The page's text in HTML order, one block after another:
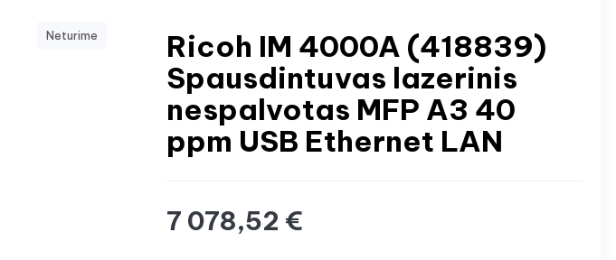
Neturime
Ricoh IM 4000A (418839)
Spausdintuvas lazerinis
nespalvotas MFP A3 40
ppm USB Ethernet LAN
7 078,52 €